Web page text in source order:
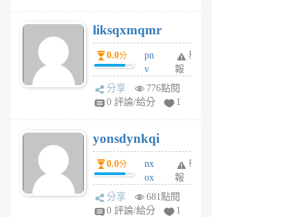
6
個
月
前
liksqxmqmr
0.0分
pn
v
wt
sv
6
個
月
前
舉
報
分享
776點閱
0 評論/給分
1
yonsdynkqi
0.0分
nx
ox
rh
pe
舉
報
分享
681點閱
0 評論/給分
1